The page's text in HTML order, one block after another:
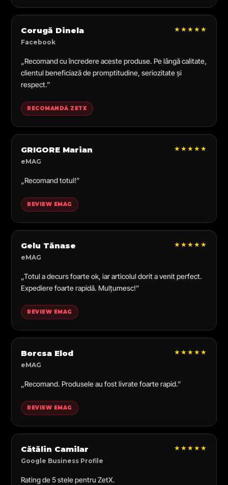
Corugă Dinela
Facebook
★★★★★
„Recomand cu încredere aceste produse. Pe lângă calitate,
clientul beneficiază de promptitudine, seriozitate și
respect.”
RECOMANDĂ ZETX
GRIGORE Marian
eMAG
★★★★★
„Recomand totul!”
REVIEW EMAG
Gelu Tănase
eMAG
★★★★★
„Totul a decurs foarte ok, iar articolul dorit a venit perfect.
Expediere foarte rapidă. Mulțumesc!”
REVIEW EMAG
Borcsa Elod
eMAG
★★★★★
„Recomand. Produsele au fost livrate foarte rapid.”
REVIEW EMAG
Cătălin Camilar
Google Business Profile
★★★★★
Rating de 5 stele pentru ZetX.